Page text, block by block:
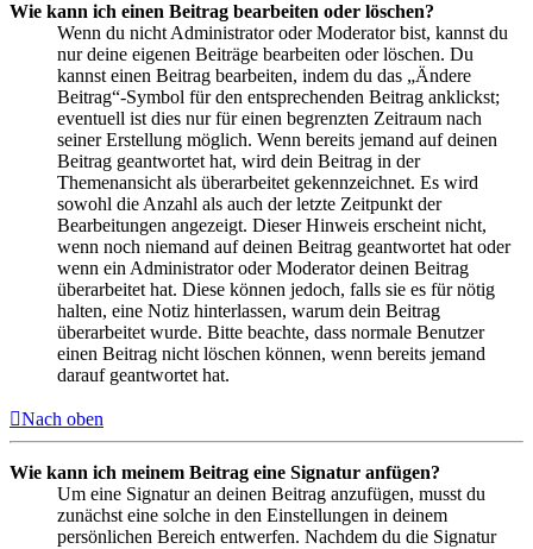
Wie kann ich einen Beitrag bearbeiten oder löschen?
Wenn du nicht Administrator oder Moderator bist, kannst du
nur deine eigenen Beiträge bearbeiten oder löschen. Du
kannst einen Beitrag bearbeiten, indem du das „Ändere
Beitrag“-Symbol für den entsprechenden Beitrag anklickst;
eventuell ist dies nur für einen begrenzten Zeitraum nach
seiner Erstellung möglich. Wenn bereits jemand auf deinen
Beitrag geantwortet hat, wird dein Beitrag in der
Themenansicht als überarbeitet gekennzeichnet. Es wird
sowohl die Anzahl als auch der letzte Zeitpunkt der
Bearbeitungen angezeigt. Dieser Hinweis erscheint nicht,
wenn noch niemand auf deinen Beitrag geantwortet hat oder
wenn ein Administrator oder Moderator deinen Beitrag
überarbeitet hat. Diese können jedoch, falls sie es für nötig
halten, eine Notiz hinterlassen, warum dein Beitrag
überarbeitet wurde. Bitte beachte, dass normale Benutzer
einen Beitrag nicht löschen können, wenn bereits jemand
darauf geantwortet hat.
Nach oben
Wie kann ich meinem Beitrag eine Signatur anfügen?
Um eine Signatur an deinen Beitrag anzufügen, musst du
zunächst eine solche in den Einstellungen in deinem
persönlichen Bereich entwerfen. Nachdem du die Signatur